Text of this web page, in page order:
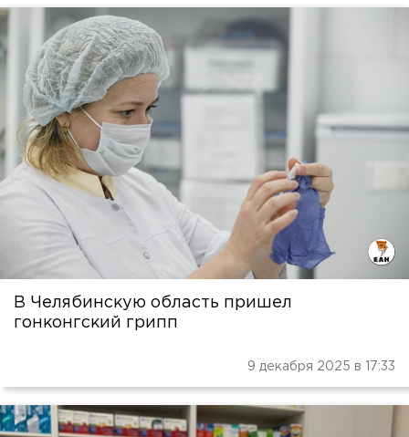
В Челябинскую область пришел
гонконгский грипп
9 декабря 2025 в 17:33